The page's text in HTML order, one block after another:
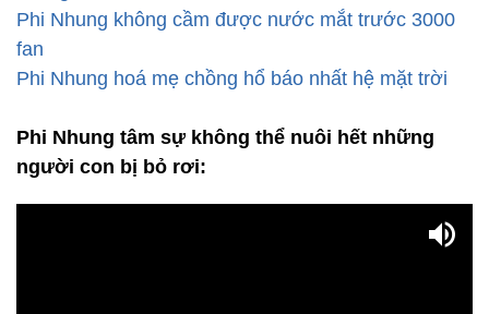
Phi Nhung không cầm được nước mắt trước 3000
fan
Phi Nhung hoá mẹ chồng hổ báo nhất hệ mặt trời
Phi Nhung tâm sự không thể nuôi hết những
người con bị bỏ rơi: